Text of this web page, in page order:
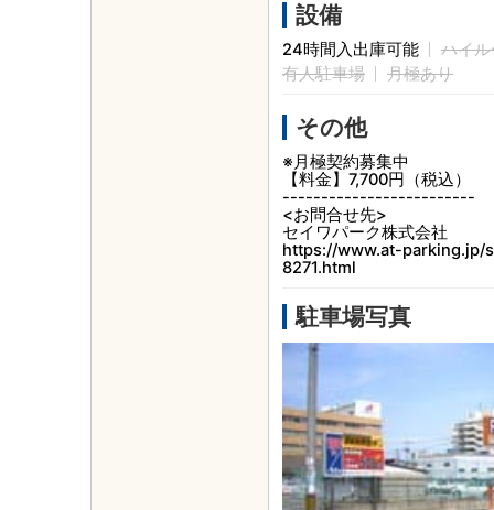
設備
24時間入出庫可能
ハイ
有人駐車場
月極あり
その他
※月極契約募集中
【料金】7,700円（税込）
-------------------------
<お問合せ先>
セイワパーク株式会社
https://www.at-parking.jp/
8271.html
駐車場写真